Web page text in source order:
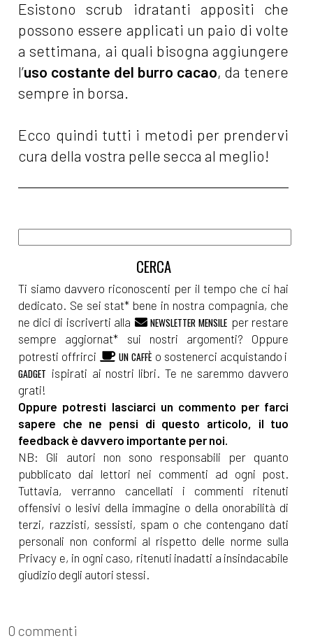
Esistono scrub idratanti appositi che
possono essere applicati un paio di volte
a settimana, ai quali bisogna aggiungere
l’uso costante del burro cacao, da tenere
sempre in borsa.
Ecco quindi tutti i metodi per prendervi
cura della vostra pelle secca al meglio!
Ti siamo davvero riconoscenti per il tempo che ci hai
dedicato. Se sei stat* bene in nostra compagnia, che
ne dici di iscriverti alla
NEWSLETTER MENSILE per restare
sempre aggiornat* sui nostri argomenti? Oppure
potresti offrirci
UN CAFFÈ o sostenerci acquistando i
GADGET ispirati ai nostri libri. Te ne saremmo davvero
grati!
Oppure potresti lasciarci un commento per farci
sapere che ne pensi di questo articolo, il tuo
feedback è davvero importante per noi.
NB: Gli autori non sono responsabili per quanto
pubblicato dai lettori nei commenti ad ogni post.
Tuttavia, verranno cancellati i commenti ritenuti
offensivi o lesivi della immagine o della onorabilità di
terzi, razzisti, sessisti, spam o che contengano dati
personali non conformi al rispetto delle norme sulla
Privacy e, in ogni caso, ritenuti inadatti a insindacabile
giudizio degli autori stessi.
0 commenti